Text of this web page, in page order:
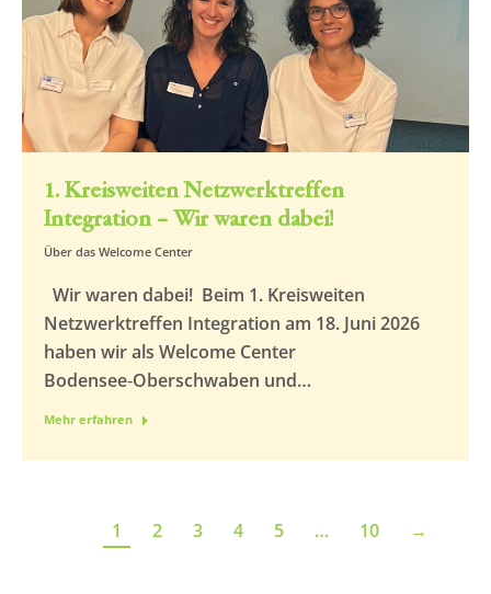
1. Kreisweiten Netzwerktreffen
Integration – Wir waren dabei!
Über das Welcome Center
Wir waren dabei! Beim 1. Kreisweiten
Netzwerktreffen Integration am 18. Juni 2026
haben wir als Welcome Center
Bodensee‑Oberschwaben und…
Mehr erfahren
1 2 3 4 5 … 10 →